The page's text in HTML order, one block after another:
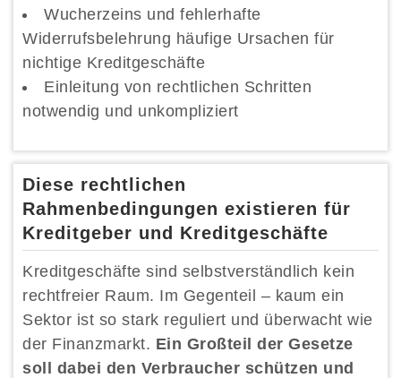
Wucherzeins und fehlerhafte
Widerrufsbelehrung häufige Ursachen für
nichtige Kreditgeschäfte
Einleitung von rechtlichen Schritten
notwendig und unkompliziert
Diese rechtlichen
Rahmenbedingungen existieren für
Kreditgeber und Kreditgeschäfte
Kreditgeschäfte sind selbstverständlich kein
rechtfreier Raum. Im Gegenteil – kaum ein
Sektor ist so stark reguliert und überwacht wie
der Finanzmarkt. Ein Großteil der Gesetze
soll dabei den Verbraucher schützen und